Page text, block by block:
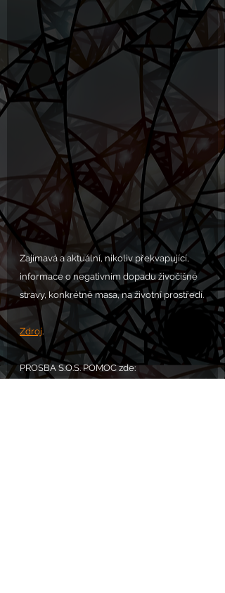
Zajímavá a aktuální, nikoliv překvapující,
informace o negativním dopadu živočišné
stravy, konkrétně masa, na životní prostředí.
Zdroj.
PROSBA S.O.S. POMOC zde: